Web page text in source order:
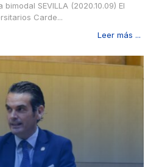
SEVILLA (2020.10.09) El
Carde...
Leer más ...